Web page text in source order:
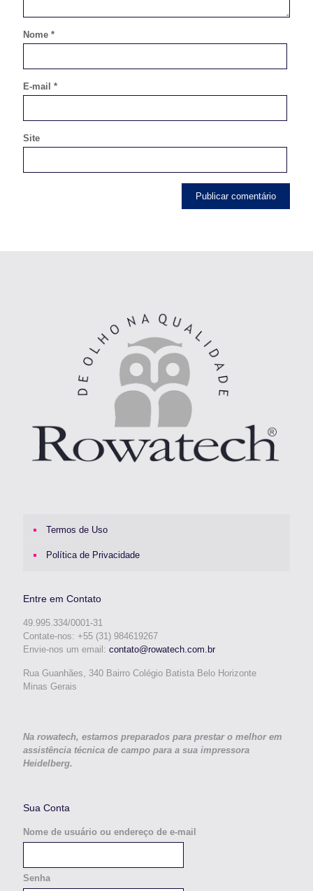
Nome *
E-mail *
Site
Termos de Uso
Política de Privacidade
Entre em Contato
49.995.334/0001-31
Contate-nos: +55 (31) 984619267
Envie-nos um email: contato@rowatech.com.br
Rua Guanhães, 340 Bairro Colégio Batista Belo Horizonte
Minas Gerais
Na rowatech, estamos preparados para prestar o melhor em
assistência técnica de campo para a sua impressora
Heidelberg.
Sua Conta
Nome de usuário ou endereço de e-mail
Senha